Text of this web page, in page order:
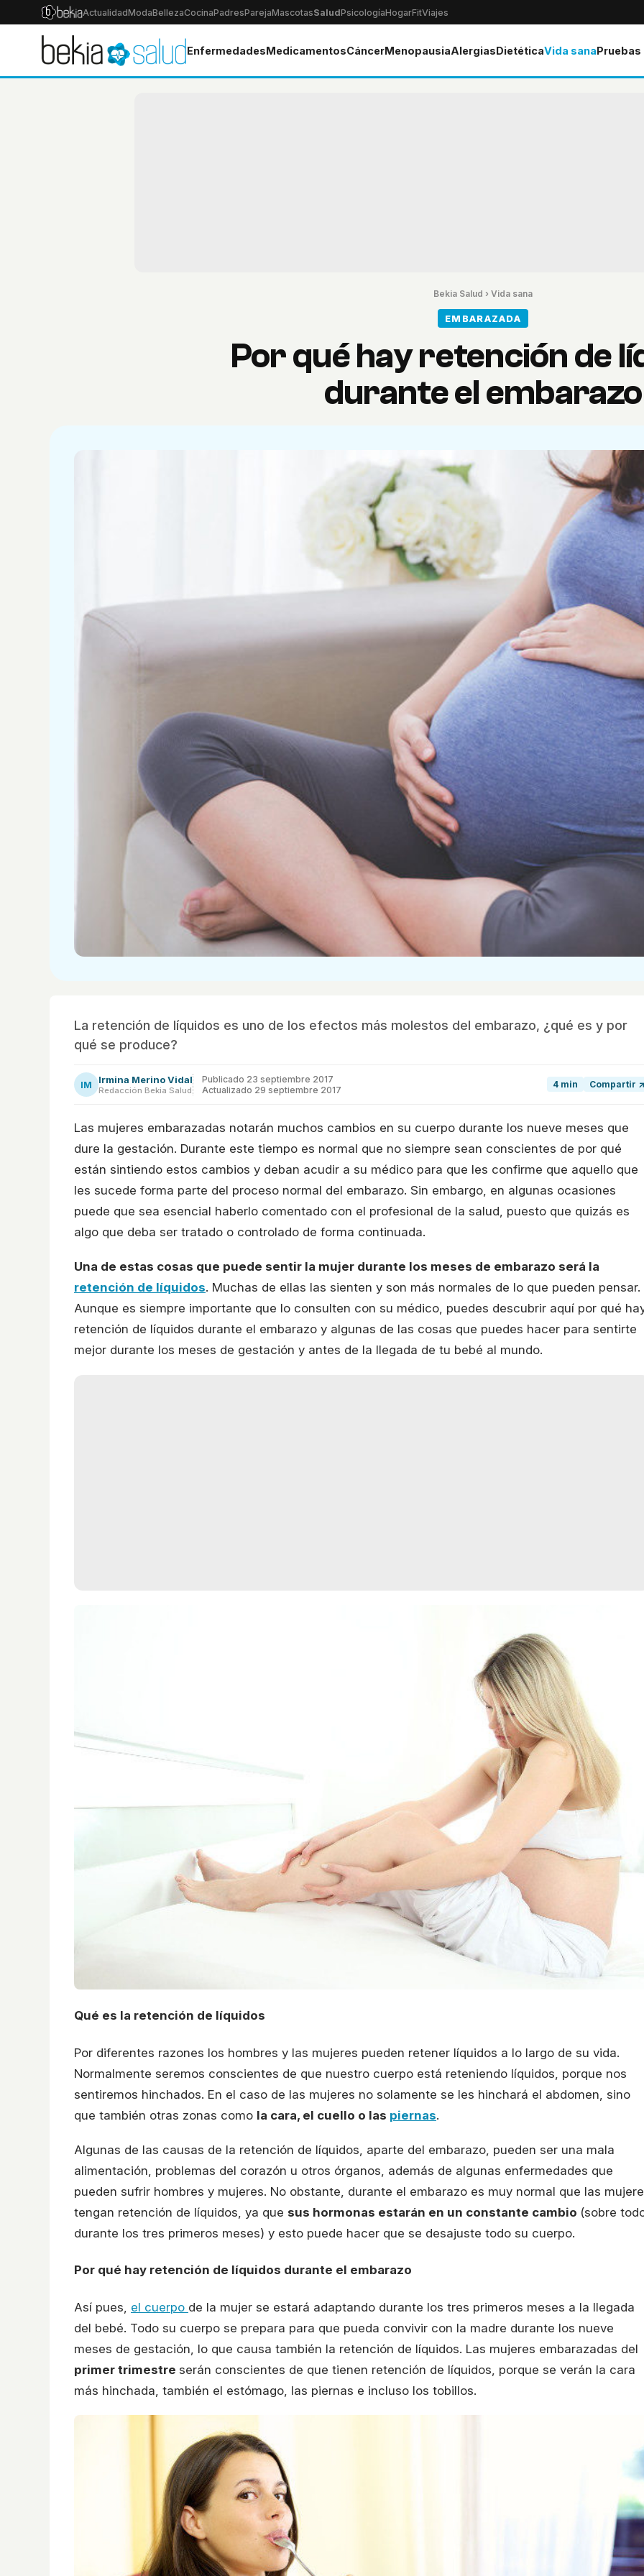
ActualidadModaBellezaCocinaPadresParejaMascotasSaludPsicologíaHogarFitViajes
EnfermedadesMedicamentosCáncerMenopausiaAlergiasDietéticaVida sana
Bekia Salud › Vida sana
EMBARAZADA
Por qué hay retención de
durante el embarazo
La retención de líquidos es uno de los efectos más molestos del embarazo, ¿qué es y por
qué se produce?
IM Irmina Merino Vidal
Redacción Bekia Salud
Publicado 23 septiembre 2017
Actualizado 29 septiembre 2017
4 min Compartir ↗
Las mujeres embarazadas notarán muchos cambios en su cuerpo durante los nueve meses que
dure la gestación. Durante este tiempo es normal que no siempre sean conscientes de por qué
están sintiendo estos cambios y deban acudir a su médico para que les confirme que aquello que
les sucede forma parte del proceso normal del embarazo. Sin embargo, en algunas ocasiones
puede que sea esencial haberlo comentado con el profesional de la salud, puesto que quizás es
algo que deba ser tratado o controlado de forma continuada.
Una de estas cosas que puede sentir la mujer durante los meses de embarazo será la
retención de líquidos. Muchas de ellas las sienten y son más normales de lo que pueden pensar.
Aunque es siempre importante que lo consulten con su médico, puedes descubrir aquí por qué
retención de líquidos durante el embarazo y algunas de las cosas que puedes hacer para sentirte
mejor durante los meses de gestación y antes de la llegada de tu bebé al mundo.
Qué es la retención de líquidos
Por diferentes razones los hombres y las mujeres pueden retener líquidos a lo largo de su vida.
Normalmente seremos conscientes de que nuestro cuerpo está reteniendo líquidos, porque nos
sentiremos hinchados. En el caso de las mujeres no solamente se les hinchará el abdomen, sino
que también otras zonas como la cara, el cuello o las piernas.
Algunas de las causas de la retención de líquidos, aparte del embarazo, pueden ser una mala
alimentación, problemas del corazón u otros órganos, además de algunas enfermedades que
pueden sufrir hombres y mujeres. No obstante, durante el embarazo es muy normal que las
tengan retención de líquidos, ya que sus hormonas estarán en un constante cambio (sobre
durante los tres primeros meses) y esto puede hacer que se desajuste todo su cuerpo.
Por qué hay retención de líquidos durante el embarazo
Así pues, el cuerpo de la mujer se estará adaptando durante los tres primeros meses a la llegada
del bebé. Todo su cuerpo se prepara para que pueda convivir con la madre durante los nueve
meses de gestación, lo que causa también la retención de líquidos. Las mujeres embarazadas del
primer trimestre serán conscientes de que tienen retención de líquidos, porque se verán la cara
más hinchada, también el estómago, las piernas e incluso los tobillos.